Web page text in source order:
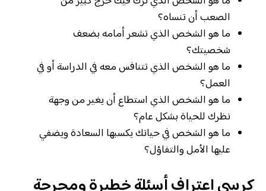
الصعب أن تنساه؟
ما هو الشخص الذي تشعر أمامه بضعف
شخصيتك؟
ما هو الشخص الذي تتنافس معه في الدراسة أو في
العمل؟
ما هو الشخص الذي استطاع أن يغير من وجهة
نظرك للحياة بشكل عام؟
ما هو الشخص في حياتك يكسبها السعادة ويضفي
عليها الأمل والتفاؤل؟